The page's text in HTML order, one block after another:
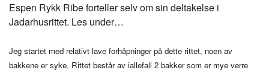
Espen Rykk Ribe forteller selv om sin deltakelse i
Jadarhusrittet. Les under…
Jeg startet med relativt lave forhåpninger på dette rittet, noen av
bakkene er syke. Rittet består av iallefall 2 bakker som er mye verre